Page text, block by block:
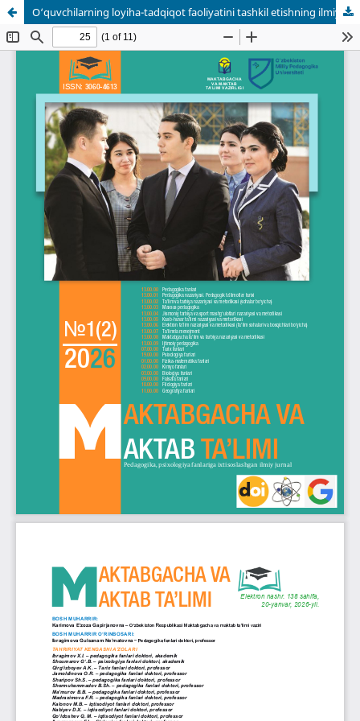
O‘quvchilarning loyiha-tadqiqot faoliyatini tashkil etishning ilmiy asoslari